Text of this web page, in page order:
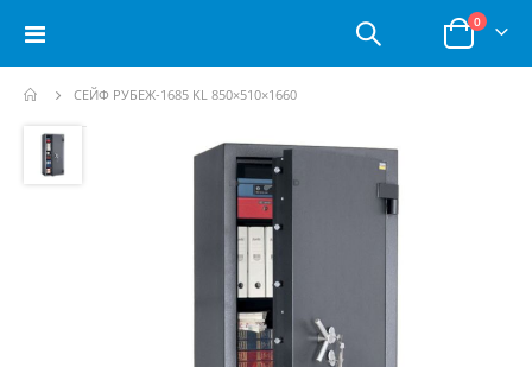
Toggle
Корзина
0позиции
СЕЙФ РУБЕЖ-1685 KL 850×510×1660
Пропустить
перейти